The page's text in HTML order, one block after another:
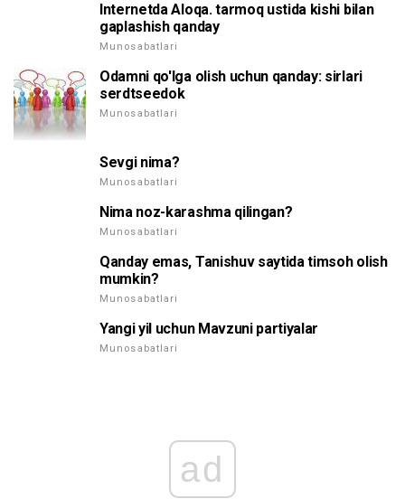
Internetda Aloqa. tarmoq ustida kishi bilan
gaplashish qanday
Munosabatlari
Odamni qo'lga olish uchun qanday: sirlari
serdtseedok
Munosabatlari
Sevgi nima?
Munosabatlari
Nima noz-karashma qilingan?
Munosabatlari
Qanday emas, Tanishuv saytida timsoh olish
mumkin?
Munosabatlari
Yangi yil uchun Mavzuni partiyalar
Munosabatlari
ad